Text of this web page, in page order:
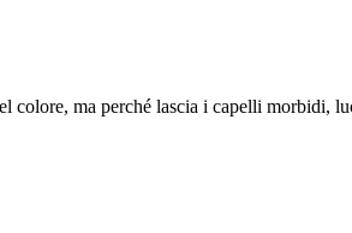
ma perché lascia i capelli morbidi,